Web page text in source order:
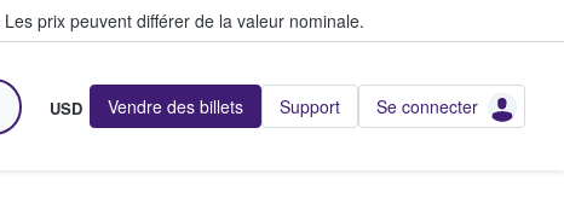
Les prix peuvent différer de la valeur nominale.
USD Vendre des billets Support Se connecter